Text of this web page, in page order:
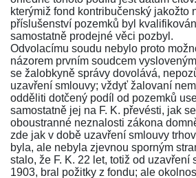
kterýmiž fond kontribučenský jakožto
příslušenství pozemků byl
samostatně prodejné věci pozbyl.
Odvolacímu soudu nebylo proto
názorem prvním soudcem
se žalobkyně správy dovolává,
uzavření smlouvy; vždyť žalovaní
odděliti dotčený podíl od pozemků
samostatně jej na F. K. převésti, jak
oboustranné neznalosti zákona
zde jak v době uzavření smlouvy
byla, ale nebyla zjevnou sporným
stalo, že F. K. 22 let, totiž od uzavření
1903, bral požitky z fondu; ale